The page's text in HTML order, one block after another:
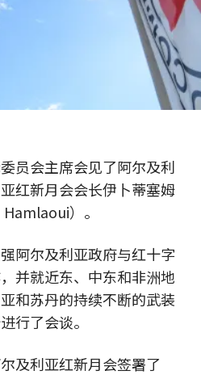
员会主席会见了阿尔及利
红新月会会长伊卜蒂塞姆
）。
阿尔及利亚政府与红十字
并就近东、中东和非洲地
和苏丹的持续不断的武装
行了会谈。
及利亚红新月会签署了